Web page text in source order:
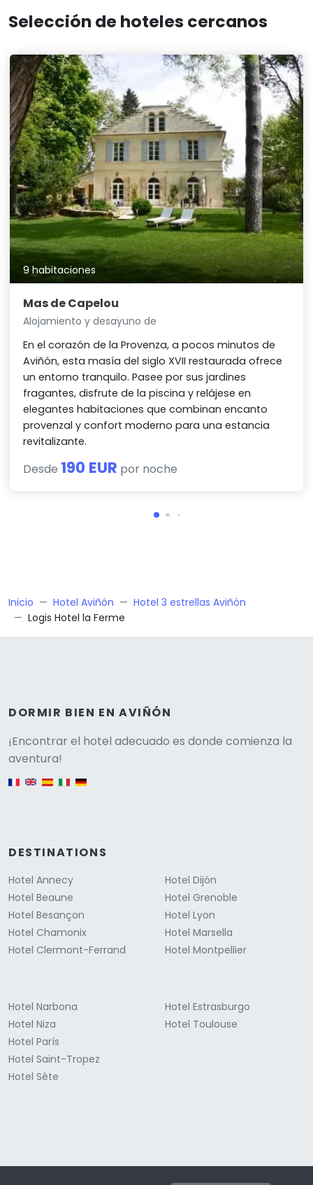
Selección de hoteles cercanos
9 habitaciones
Mas de Capelou
Alojamiento y desayuno de
En el corazón de la Provenza, a pocos minutos de
Aviñón, esta masía del siglo XVII restaurada ofrece
un entorno tranquilo. Pasee por sus jardines
fragantes, disfrute de la piscina y relájese en
elegantes habitaciones que combinan encanto
provenzal y confort moderno para una estancia
revitalizante.
Desde 190 EUR por noche
Inicio Hotel Aviñón
Hotel 3 estrellas Aviñón
Logis Hotel la Ferme
DORMIR BIEN EN AVIÑÓN
¡Encontrar el hotel adecuado es donde comienza la
aventura!
English version
DESTINATIONS
Hotel Annecy
Hotel Beaune
Hotel Besançon
Hotel Chamonix
Hotel Clermont-Ferrand
Hotel Dijón
Hotel Grenoble
Hotel Lyon
Hotel Marsella
Hotel Montpellier
Hotel Narbona
Hotel Niza
Hotel París
Hotel Saint-Tropez
Hotel Sète
Hotel Estrasburgo
Hotel Toulouse